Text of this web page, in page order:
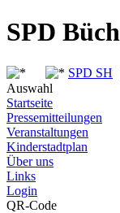
SPD
SPD SH
Auswahl
Startseite
Pressemitteilungen
Veranstaltungen
Kinderstadtplan
Über uns
Links
Login
QR-Code